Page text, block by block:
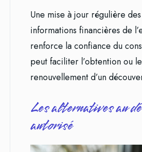
Une mise à jour régulière des
informations financières de
renforce la confiance du
peut faciliter l’obtention ou le
renouvellement d’un
Les alternatives au
autorisé